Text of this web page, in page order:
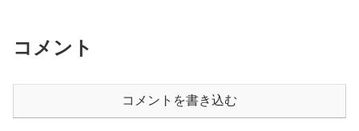
コメント
コメントを書き込む